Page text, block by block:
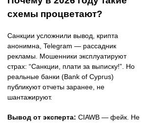
схемы процветают?
Санкции усложнили вывод, крипта
анонимна, Telegram — рассадник
рекламы. Мошенники эксплуатируют
страх: “Санкции, плати за выписку!”. Но
реальные банки (Bank of Cyprus)
публикуют отчеты заранее, не
шантажируют.
Вывод от эксперта: CIAWB — фейк. Не